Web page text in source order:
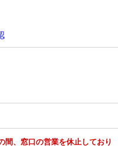
、窓口の営業を休止しており